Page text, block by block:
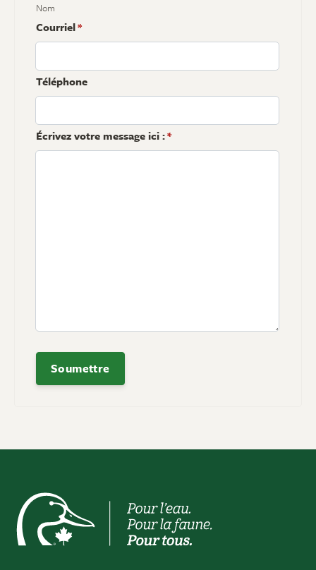
Nom
Courriel*
Téléphone
Écrivez votre message ici :*